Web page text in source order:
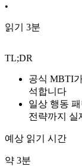
•
읽기 3분
TL;DR
공식 MBTI
석합니다
일상 행동
전략까지 실
예상 읽기 시간
약 3분